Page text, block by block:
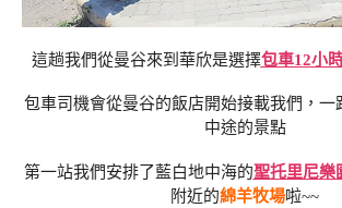
這趟我們從曼谷來到華欣是選擇包車12小
包車司機會從曼谷的飯店開始接載我們，一
中途的景點
第一站我們安排了藍白地中海的聖托里尼樂
附近的綿羊牧場啦~~